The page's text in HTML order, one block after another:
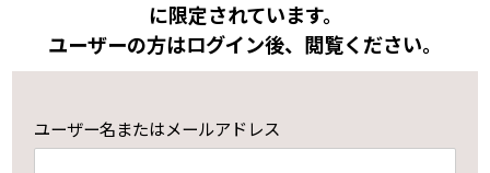
に限定されています。
ユーザーの方はログイン後、閲覧ください。
ユーザー名またはメールアドレス